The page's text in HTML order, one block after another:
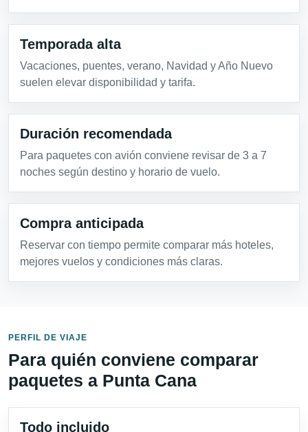
Temporada alta
Vacaciones, puentes, verano, Navidad y Año Nuevo
suelen elevar disponibilidad y tarifa.
Duración recomendada
Para paquetes con avión conviene revisar de 3 a 7
noches según destino y horario de vuelo.
Compra anticipada
Reservar con tiempo permite comparar más hoteles,
mejores vuelos y condiciones más claras.
PERFIL DE VIAJE
Para quién conviene comparar
paquetes a Punta Cana
Todo incluido